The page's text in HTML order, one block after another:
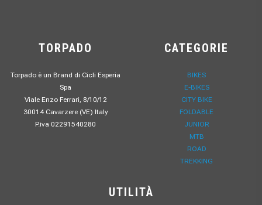
TORPADO
Torpado è un Brand di Cicli Esperia
Spa
Viale Enzo Ferrari, 8/10/12
30014 Cavarzere (VE) Italy
P.iva 02291540280
CATEGORIE
BIKES
E-BIKES
CITY BIKE
FOLDABLE
JUNIOR
MTB
ROAD
TREKKING
UTILITÀ